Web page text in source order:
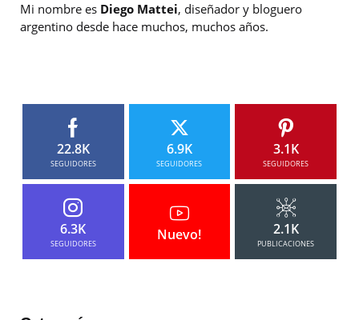
Mi nombre es Diego Mattei, diseñador y bloguero
argentino desde hace muchos, muchos años.
22.8K
SEGUIDORES
6.9K
SEGUIDORES
3.1K
SEGUIDORES
6.3K
SEGUIDORES
Nuevo! 2.1K
PUBLICACIONES